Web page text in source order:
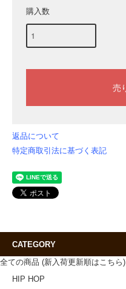
購入数
返品について
特定商取引法に基づく表記
CATEGORY
全ての商品 (新入荷更新順はこちら)
HIP HOP